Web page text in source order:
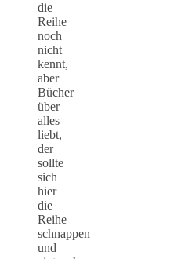
die
Reihe
noch
nicht
kennt,
aber
Bücher
über
alles
liebt,
der
sollte
sich
hier
die
Reihe
schnappen
und